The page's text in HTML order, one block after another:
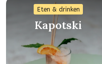
Eten & drinken
Kapotski